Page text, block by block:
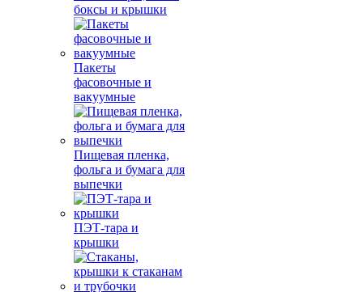
боксы и крышки
Пакеты
фасовочные и
вакуумные
Пищевая пленка,
фольга и бумага для
выпечки
ПЭТ-тара и
крышки